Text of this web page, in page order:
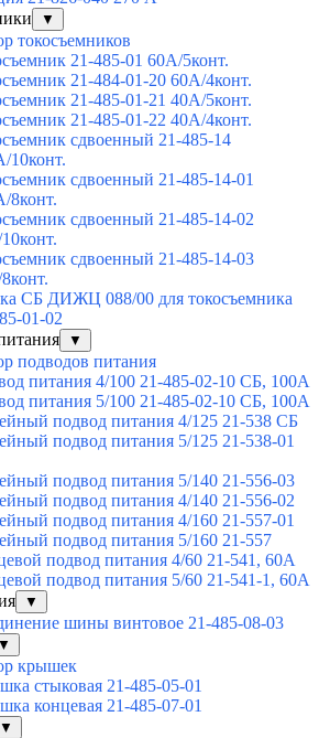
▼
токосъемников
21-485-01 60А/5конт.
21-484-01-20 60А/4конт.
21-485-01-21 40А/5конт.
21-485-01-22 40А/4конт.
сдвоенный 21-485-14
10конт.
сдвоенный 21-485-14-01
8конт.
сдвоенный 21-485-14-02
сдвоенный 21-485-14-03
СБ ДИЖЦ 088/00 для токосъемника
01-02
▼
подводов питания
питания 4/100 21-485-02-10 СБ, 100А
питания 5/100 21-485-02-10 СБ, 100А
подвод питания 4/125 21-538 СБ
подвод питания 5/125 21-538-01
подвод питания 5/140 21-556-03
подвод питания 4/140 21-556-02
подвод питания 4/160 21-557-01
подвод питания 5/160 21-557
подвод питания 4/60 21-541, 60А
подвод питания 5/60 21-541-1, 60А
▼
шины винтовое 21-485-08-03
▼
крышек
стыковая 21-485-05-01
концевая 21-485-07-01
▼